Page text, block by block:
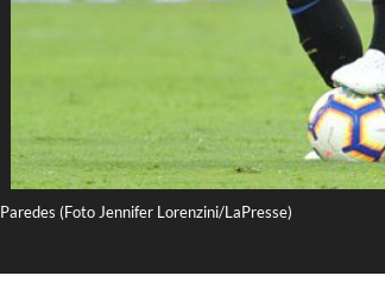
Paredes (Foto Jennifer Lorenzini/LaPresse)